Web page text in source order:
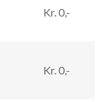
Kr. 0,-
Kr. 0,-